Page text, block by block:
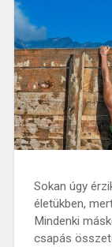
Sokan úgy
életükben,
Mindenki
csapás